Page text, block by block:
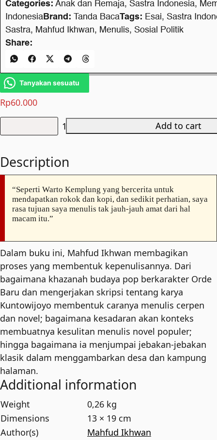
Rp60.000
Kebenaran
quantity
Add to cart
Categories: Anak dan Remaja, Sastra Indonesia,
Indonesia Brand: Tanda BacaTags: Esai, Sastra
Sastra, Mahfud Ikhwan, Menulis, Sosial Politik
Share:
Tanyakan sesuatu
Description
“Seperti Warto Kemplung yang bercerita untuk
mendapatkan rokok dan kopi, dan sedikit perhatian, saya
rasa tujuan saya menulis tak jauh-jauh amat dari hal
macam itu.”
Dalam buku ini, Mahfud Ikhwan membagikan
proses yang membentuk kepenulisannya. Dari
bagaimana khazanah budaya pop berkarakter Orde
Baru dan mengerjakan skripsi tentang karya
Kuntowijoyo membentuk caranya menulis cerpen
dan novel; bagaimana kesadaran akan konteks
membuatnya kesulitan menulis novel populer;
hingga bagaimana ia menjumpai jebakan-jebakan
klasik dalam menggambarkan desa dan kampung
halaman.
Additional information
Weight
0,26 kg
Dimensions
13 × 19 cm
Author(s)
Mahfud Ikhwan